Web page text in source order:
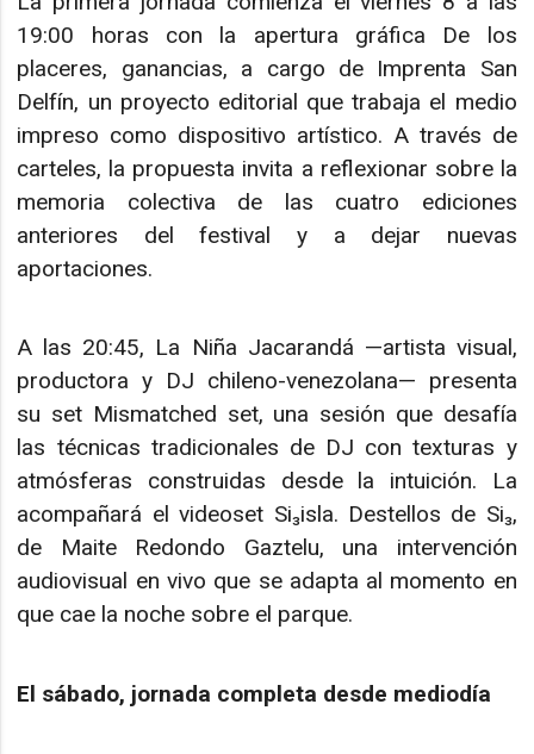
19:00 horas con la apertura gráfica De los
placeres, ganancias, a cargo de Imprenta San
Delfín, un proyecto editorial que trabaja el medio
impreso como dispositivo artístico. A través de
carteles, la propuesta invita a reflexionar sobre la
memoria colectiva de las cuatro ediciones
anteriores del festival y a dejar nuevas
aportaciones.
A las 20:45, La Niña Jacarandá —artista visual,
productora y DJ chileno-venezolana— presenta
su set Mismatched set, una sesión que desafía
las técnicas tradicionales de DJ con texturas y
atmósferas construidas desde la intuición. La
acompañará el videoset Si₃isla. Destellos de Si₃,
de Maite Redondo Gaztelu, una intervención
audiovisual en vivo que se adapta al momento en
que cae la noche sobre el parque.
El sábado, jornada completa desde mediodía